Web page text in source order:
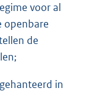
voor al
openbare
de
in